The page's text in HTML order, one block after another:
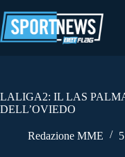
al
contenuto
LALIGA2: IL LAS
DELL’OVIEDO
Redazione MME